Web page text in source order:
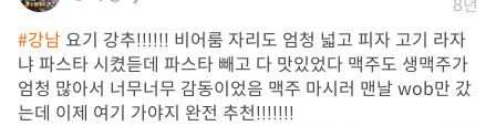
8년
#강남 요기 강추!!!!!! 비어룸 자리도 엄청 넓고 피자 고기 라자
냐 파스타 시켰듣데 파스타 빼고 다 맛있었다 맥주도 생맥주가
엄청 많아서 너무너무 감동이었음 맥주 마시러 맨날 wob만 갔
는데 이제 여기 가야지 완전 추천!!!!!!!